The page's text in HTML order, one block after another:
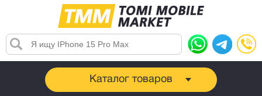
Каталог товаров